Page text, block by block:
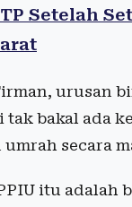
Setelah
urusan
tak bakal ada
umrah secara
itu adalah